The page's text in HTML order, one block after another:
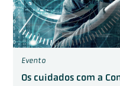
Evento
Os cuidados com a